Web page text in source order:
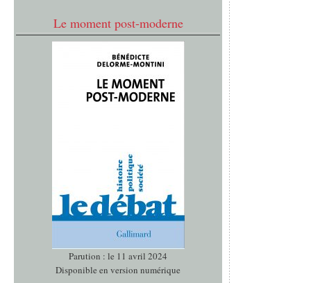
Le moment post-moderne
Parution : le 11 avril 2024
Disponible en version numérique